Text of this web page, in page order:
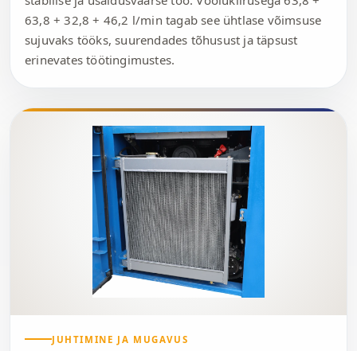
63,8 + 32,8 + 46,2 l/min tagab see ühtlase võimsuse
sujuvaks tööks, suurendades tõhusust ja täpsust
erinevates töötingimustes.
JUHTIMINE JA MUGAVUS